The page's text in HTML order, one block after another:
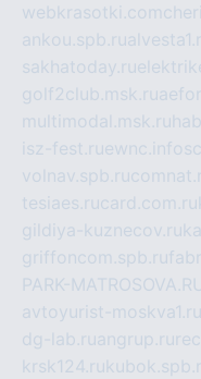
webkrasotki.com
ankou.spb.ru
sakhatoday.ru
golf2club.msk.ru
multimodal.msk.ru
isz-fest.ruewnc.info
volnav.spb.ru
tesiaes.rucard.com.ru
gildiya-kuznecov.ru
griffoncom.spb.ru
PARK-
avtoyurist-moskva1.ru
dg-lab.ruangrup.ru
krsk124.ru